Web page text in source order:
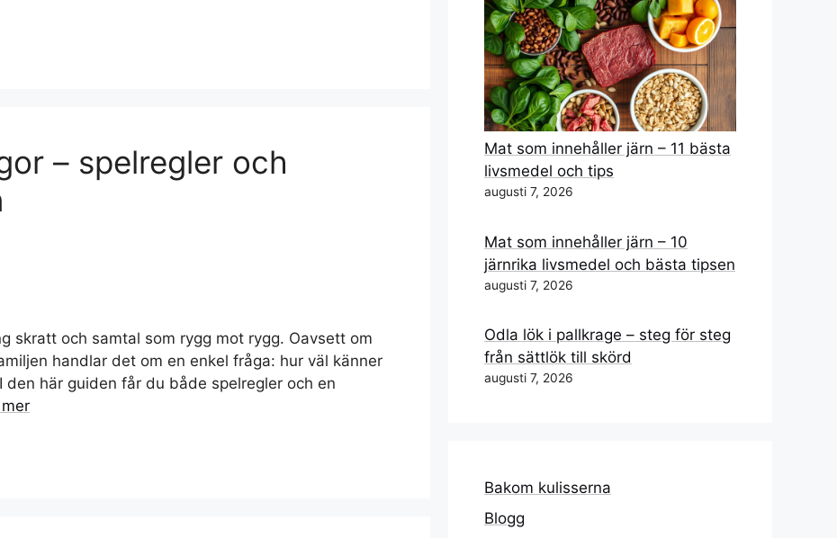
– spelregler och
skratt och samtal som rygg mot rygg. Oavsett om
handlar det om en enkel fråga: hur väl känner
här guiden får du både spelregler och en
Mat som innehåller järn – 11 bästa
livsmedel och tips
augusti 7, 2026
Mat som innehåller järn – 10
järnrika livsmedel och bästa tipsen
augusti 7, 2026
Odla lök i pallkrage – steg för steg
från sättlök till skörd
augusti 7, 2026
Bakom kulisserna
Blogg